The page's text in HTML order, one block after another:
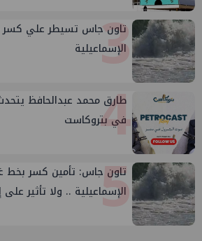
3
تاون جاس تسيطر علي كسر
الإسماعيلية
4
طارق محمد عبدالحافظ
في بتروكاست
5
تاون جاس: تأمين كسر بخط
الإسماعيلية .. ولا تأثير على